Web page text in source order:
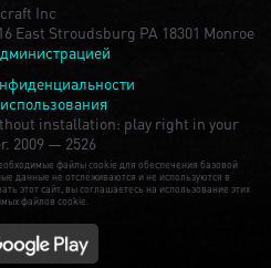
Inc
East Stroudsburg PA 18301 Monroe
installation: play right in your
2009 — 2526
файлы cookie для обеспечения базовой
данные не отслеживаются и не используются в
этот сайт, вы соглашаетесь на использование этих
файлов cookie.